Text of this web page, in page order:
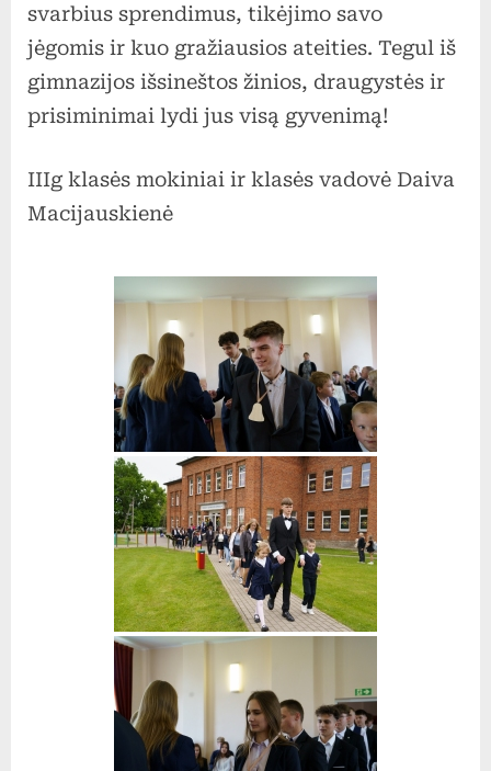
svarbius sprendimus, tikėjimo savo
jėgomis ir kuo gražiausios ateities. Tegul iš
gimnazijos išsineštos žinios, draugystės ir
prisiminimai lydi jus visą gyvenimą!
IIIg klasės mokiniai ir klasės vadovė Daiva
Macijauskienė